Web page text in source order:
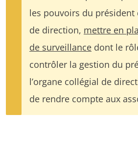
les pouvoirs du président
de direction, mettre en
de surveillance dont le
contrôler la gestion du
l’organe collégial de
de rendre compte aux